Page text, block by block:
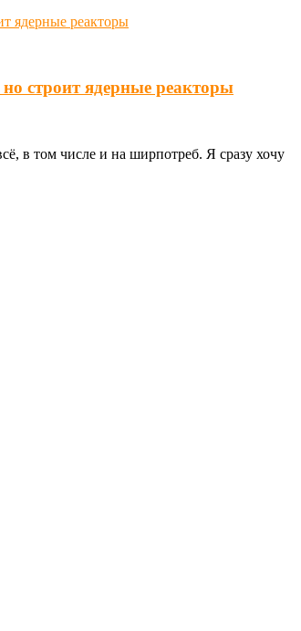
строит ядерные реакторы
в том числе и на ширпотреб. Я сразу хочу